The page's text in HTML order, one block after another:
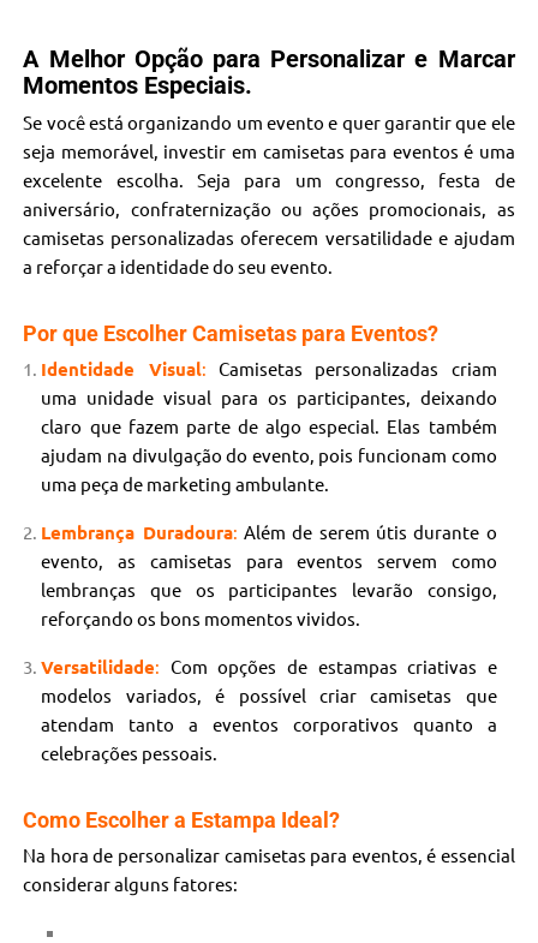
A Melhor Opção para Personalizar e Marcar
Momentos Especiais.
Se você está organizando um evento e quer garantir que ele
seja memorável, investir em camisetas para eventos é uma
excelente escolha. Seja para um congresso, festa de
aniversário, confraternização ou ações promocionais, as
camisetas personalizadas oferecem versatilidade e ajudam
a reforçar a identidade do seu evento.
Por que Escolher Camisetas para Eventos?
Identidade Visual: Camisetas personalizadas criam
uma unidade visual para os participantes, deixando
claro que fazem parte de algo especial. Elas também
ajudam na divulgação do evento, pois funcionam como
uma peça de marketing ambulante.
Lembrança Duradoura: Além de serem útis durante o
evento, as camisetas para eventos servem como
lembranças que os participantes levarão consigo,
reforçando os bons momentos vividos.
Versatilidade: Com opções de estampas criativas e
modelos variados, é possível criar camisetas que
atendam tanto a eventos corporativos quanto a
celebrações pessoais.
Como Escolher a Estampa Ideal?
Na hora de personalizar camisetas para eventos, é essencial
considerar alguns fatores: